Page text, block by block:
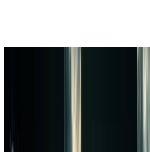
Si Grok Imagine est temporairement limité,